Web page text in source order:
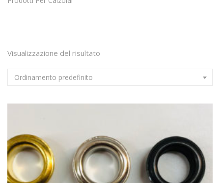
Visualizzazione del risultato
Ordinamento predefinito